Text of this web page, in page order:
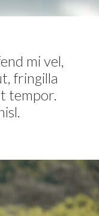
mi vel,
fringilla
tempor.